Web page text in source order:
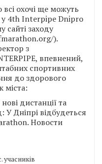
охочі ще можуть
у 4th Interpipe Dnipro
сайті заходу
).
з
впевнений,
спортивних
до здорового
міста:
учасників